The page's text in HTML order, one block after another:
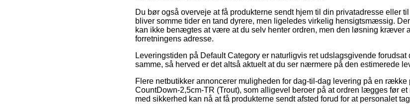
Du bør også overveje at få produkterne sendt hjem til din privatadresse eller
bliver somme tider en tand dyrere, men ligeledes virkelig hensigtsmæssig.
kan ikke benægtes at være at du selv henter ordren, men den løsning kræver
forretningens adresse.
Leveringstiden på Default Category er naturligvis ret udslagsgivende forudsat
samme, så herved er det altså aktuelt at du ser nærmere på den estimerede
Flere netbutikker annoncerer muligheden for dag-til-dag levering på en
CountDown-2,5cm-TR (Trout), som alligevel beroer på at ordren lægges før
med sikkerhed kan nå at få produkterne sendt afsted forud for at personalet